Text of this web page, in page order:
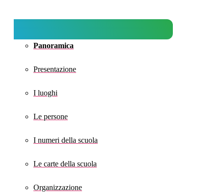
Panoramica
Presentazione
I luoghi
Le persone
I numeri della scuola
Le carte della scuola
Organizzazione